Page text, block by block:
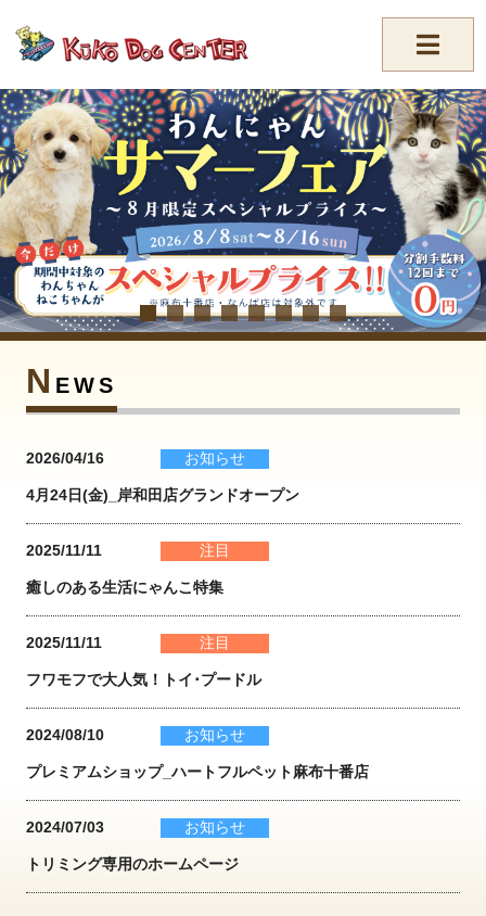
//-->
N EWS
2026/04/16 お知らせ
4月24日(金)_岸和田店グランドオープン
2025/11/11 注目
癒しのある生活にゃんこ特集
2025/11/11 注目
フワモフで大人気！トイ･プードル
2024/08/10 お知らせ
プレミアムショップ_ハートフルペット麻布十番店
2024/07/03 お知らせ
トリミング専用のホームページ